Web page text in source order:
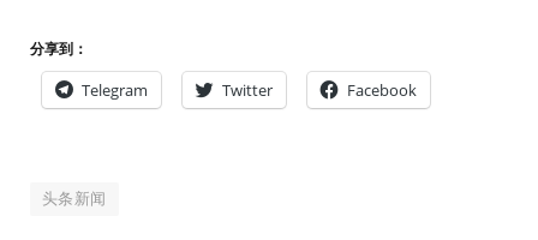
分享到：
Telegram Twitter Facebook
头条新闻